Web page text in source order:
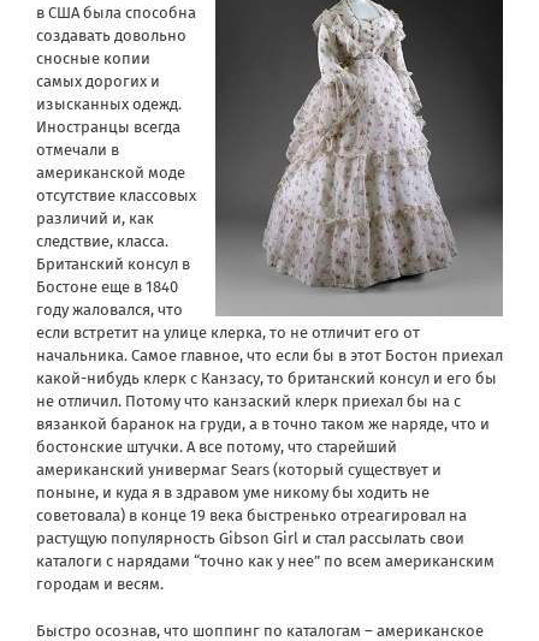
в США была способна
создавать довольно
сносные копии
самых дорогих и
изысканных одежд.
Иностранцы всегда
отмечали в
американской моде
отсутствие классовых
различий и, как
следствие, класса.
Британский консул в
Бостоне еще в 1840
году жаловался, что
если встретит на улице клерка, то не отличит его от
начальника. Самое главное, что если бы в этот Бостон приехал
какой-нибудь клерк с Канзасу, то британский консул и его бы
не отличил. Потому что канзаский клерк приехал бы на с
вязанкой баранок на груди, а в точно таком же наряде, что и
бостонские штучки. А все потому, что старейший
американский универмаг Sears (который существует и
поныне, и куда я в здравом уме никому бы ходить не
советовала) в конце 19 века быстренько отреагировал на
растущую популярность Gibson Girl и стал рассылать свои
каталоги с нарядами “точно как у нее” по всем американским
городам и весям.
Быстро осознав, что шоппинг по каталогам – американское